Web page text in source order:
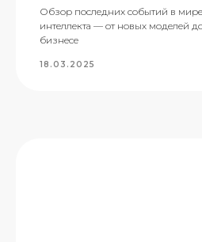
Обзор последних событий в мире
интеллекта — от новых моделей
бизнесе
18.03.2025